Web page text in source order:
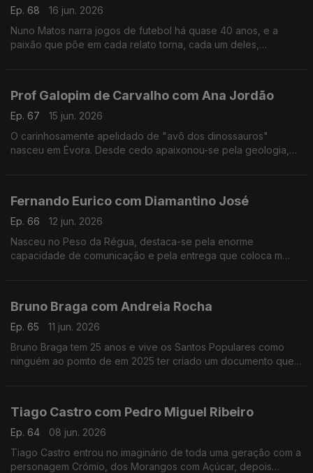
Ep. 68
16 jun. 2026
Nuno Matos narra jogos de futebol há quase 40 anos, e a
paixão que põe em cada relato torna, cada um deles,
Prof Galopim de Carvalho com Ana Jordão
Ep. 67
15 jun. 2026
O carinhosamente apelidado de "avô dos dinossauros"
nasceu em Évora. Desde cedo apaixonou-se pela geologia,
Fernando Eurico com Diamantino José
Ep. 66
12 jun. 2026
Nasceu no Peso da Régua, destaca-se pela enorme
capacidade de comunicação e pela entrega que coloca m
Bruno Braga com Andreia Rocha
Ep. 65
11 jun. 2026
Bruno Braga tem 25 anos e vive os Santos Populares como
ninguém ao pomto de em 2025 ter criado um documento que
Tiago Castro com Pedro Miguel Ribeiro
Ep. 64
08 jun. 2026
Tiago Castro entrou no imaginário de toda uma geração com a
personagem Crómio, dos Morangos com Açúcar, depois